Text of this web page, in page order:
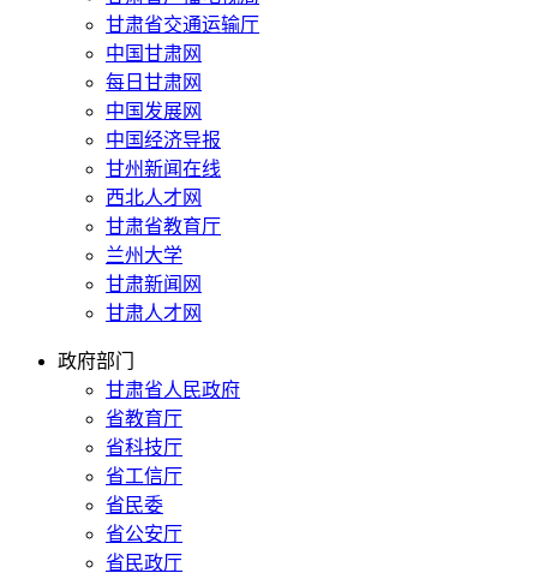
甘肃省交通运输厅
中国甘肃网
每日甘肃网
中国发展网
中国经济导报
甘州新闻在线
西北人才网
甘肃省教育厅
兰州大学
甘肃新闻网
甘肃人才网
政府部门
甘肃省人民政府
省教育厅
省科技厅
省工信厅
省民委
省公安厅
省民政厅